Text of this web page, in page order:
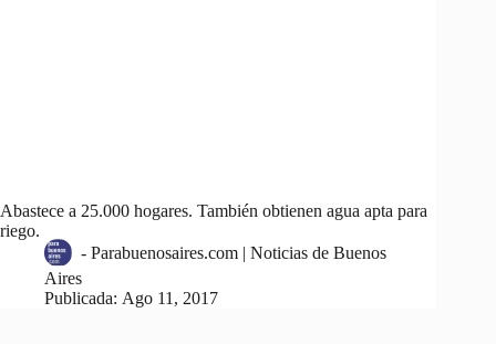
Abastece a 25.000 hogares. También obtienen agua apta para
riego.
- Parabuenosaires.com | Noticias de Buenos
Aires
Publicada: Ago 11, 2017